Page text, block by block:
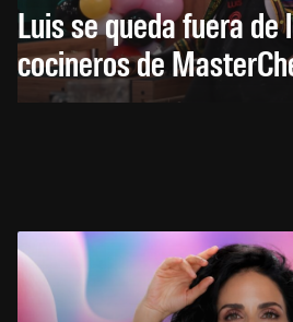
Luis se queda fuera de
cocineros de